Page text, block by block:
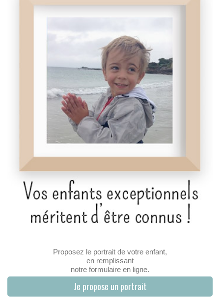
Proposez le portrait de votre enfant,
en remplissant
notre formulaire en ligne.
Je propose un portrait